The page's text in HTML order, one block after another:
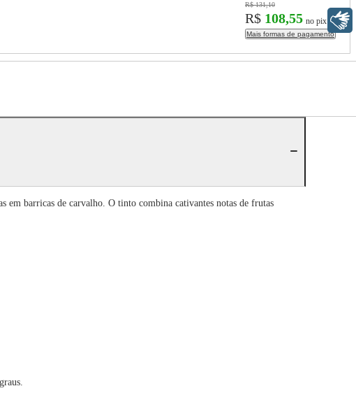
R$ 131,10
R$ 108,55 no pix
Mais formas de pagamento
em barricas de carvalho. O tinto combina cativantes notas de frutas
Libras